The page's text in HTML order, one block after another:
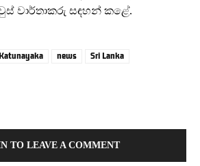
වාර්තාකරු සඳහන් කළේ.
Katunayaka news
Sri Lanka
TO LEAVE A COMMENT